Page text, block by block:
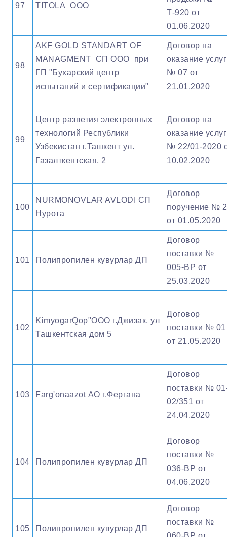
97 TITOLA ООО
Т-920 от
01.06.2020
98
AKF GOLD STANDART OF
MANAGMENT СП ООО при
ГП "Бухарский центр
испытаний и сертификации"
Договор на
оказание услуг
№ 07 от
21.01.2020
99
Центр разветия электронных
технологий Республики
Узбекистан г.Ташкент ул.
Газалткентская, 2
Договор на
оказание услуг
№ 22/01-2020
10.02.2020
100
NURMONOVLAR AVLODI СП
Нурота
Договор
поручение № 2
от 01.05.2020
101 Полипропилен кувурлар ДП
Договор
поставки №
005-ВР от
25.03.2020
102
KimyogarQop"OOO г.Джизак, ул
Ташкентская дом 5
Договор
поставки № 01
от 21.05.2020
103 Farg'onaazot АО г.Фергана
Договор
поставки №
02/351 от
24.04.2020
104 Полипропилен кувурлар ДП
Договор
поставки №
036-ВР от
04.06.2020
105 Полипропилен кувурлар ДП
Договор
поставки №